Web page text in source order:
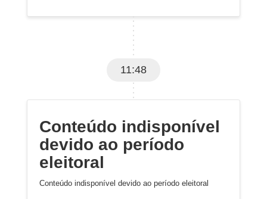
11:48
Conteúdo indisponível
devido ao período
eleitoral
Conteúdo indisponível devido ao período eleitoral